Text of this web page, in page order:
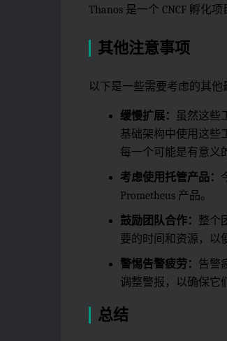
Thanos 是一个 CNCF 孵化
其他注意事项
以下是一些需要考虑的其他
缓慢扩展：
虽然这些
基础架构中使用这些
每一个可能是有意义
考虑使用托管产品：
Prometheus 产品。
鼓励团队合作： 整个
要的时间和资源，以
警惕告警疲劳： 告警
调整警报，以确保它
总结